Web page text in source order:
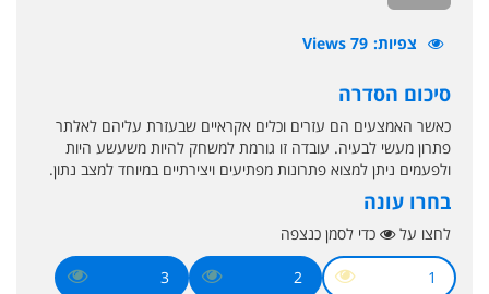
צפיות 79 Views
סיכום הסדרה
כאשר האמצעים הם עזרים וכלים אקראיים שבעזרת עליהם לאלתר
פתרון מעשי לבעיה. עובדה זו גורמת למשחק להיות משעשע היות
ולפעמים ניתן למצוא פתרונות מפתיעים ויצירתיים במיוחד למצב נתון.
בחרו עונה
לחצו על כדי לסמן כנצפה
1
2
3